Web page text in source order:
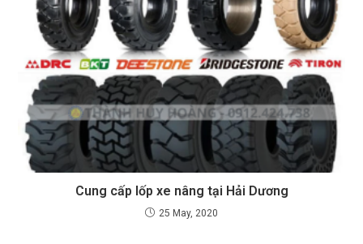
Cung cấp lốp xe nâng tại Hải Dương
25 May, 2020